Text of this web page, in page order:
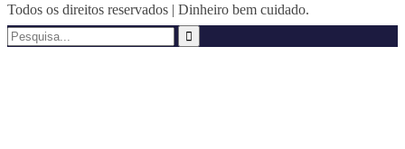
Todos os direitos reservados | Dinheiro bem cuidado.